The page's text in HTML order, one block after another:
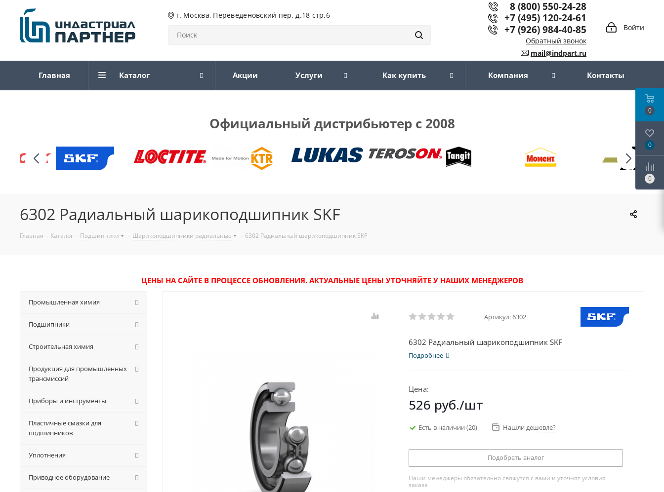
г. Москва, Переведеновский пер, д.18 стр.6
Войти
8 (800) 550-24-28
+7 (495) 120-24-61
+7 (926) 984-40-85
Обратный звонок
mail@indpart.ru
Главная Каталог Акции Услуги Как купить Компания Контакты
Официальный дистрибьютер с 2008
6302 Радиальный шарикоподшипник SKF
Главная - Каталог - Подшипники - Шарикоподшипники радиальные - 6302 Радиальный шарикоподшипник SKF
ЦЕНЫ НА САЙТЕ В ПРОЦЕССЕ ОБНОВЛЕНИЯ. АКТУАЛЬНЫЕ ЦЕНЫ УТОЧНЯЙТЕ У НАШИХ МЕНЕДЖЕРОВ
Артикул:6302
6302 Радиальный шарикоподшипник SKF
Подробнее
Цена:
526 руб./шт
Есть в наличии (20) Нашли дешевле?
Подобрать аналог
Наши менеджеры обязательно свяжутся с вами и уточнят условия
заказа
Промышленная химия
Подшипники
Строительная химия
Продукция для промышленных
трансмиссий
Приборы и инструменты
Пластичные смазки для
подшипников
Уплотнения
Приводное оборудование
0
0
0